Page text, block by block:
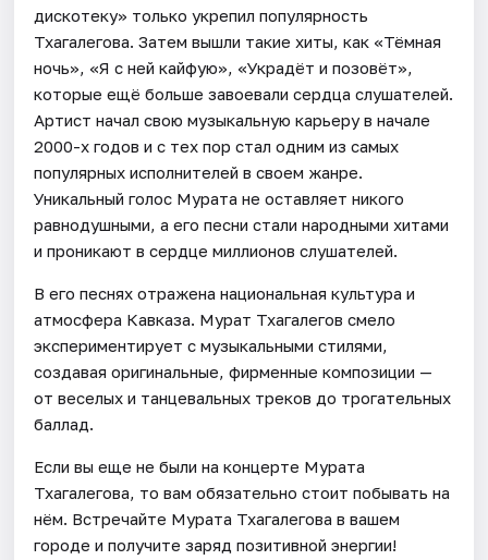
дискотеку» только укрепил популярность
Тхагалегова. Затем вышли такие хиты, как «Тёмная
ночь», «Я с ней кайфую», «Украдёт и позовёт»,
которые ещё больше завоевали сердца слушателей.
Артист начал свою музыкальную карьеру в начале
2000-х годов и с тех пор стал одним из самых
популярных исполнителей в своем жанре.
Уникальный голос Мурата не оставляет никого
равнодушными, а его песни стали народными хитами
и проникают в сердце миллионов слушателей.
В его песнях отражена национальная культура и
атмосфера Кавказа. Мурат Тхагалегов смело
экспериментирует с музыкальными стилями,
создавая оригинальные, фирменные композиции —
от веселых и танцевальных треков до трогательных
баллад.
Если вы еще не были на концерте Мурата
Тхагалегова, то вам обязательно стоит побывать на
нём. Встречайте Мурата Тхагалегова в вашем
городе и получите заряд позитивной энергии!